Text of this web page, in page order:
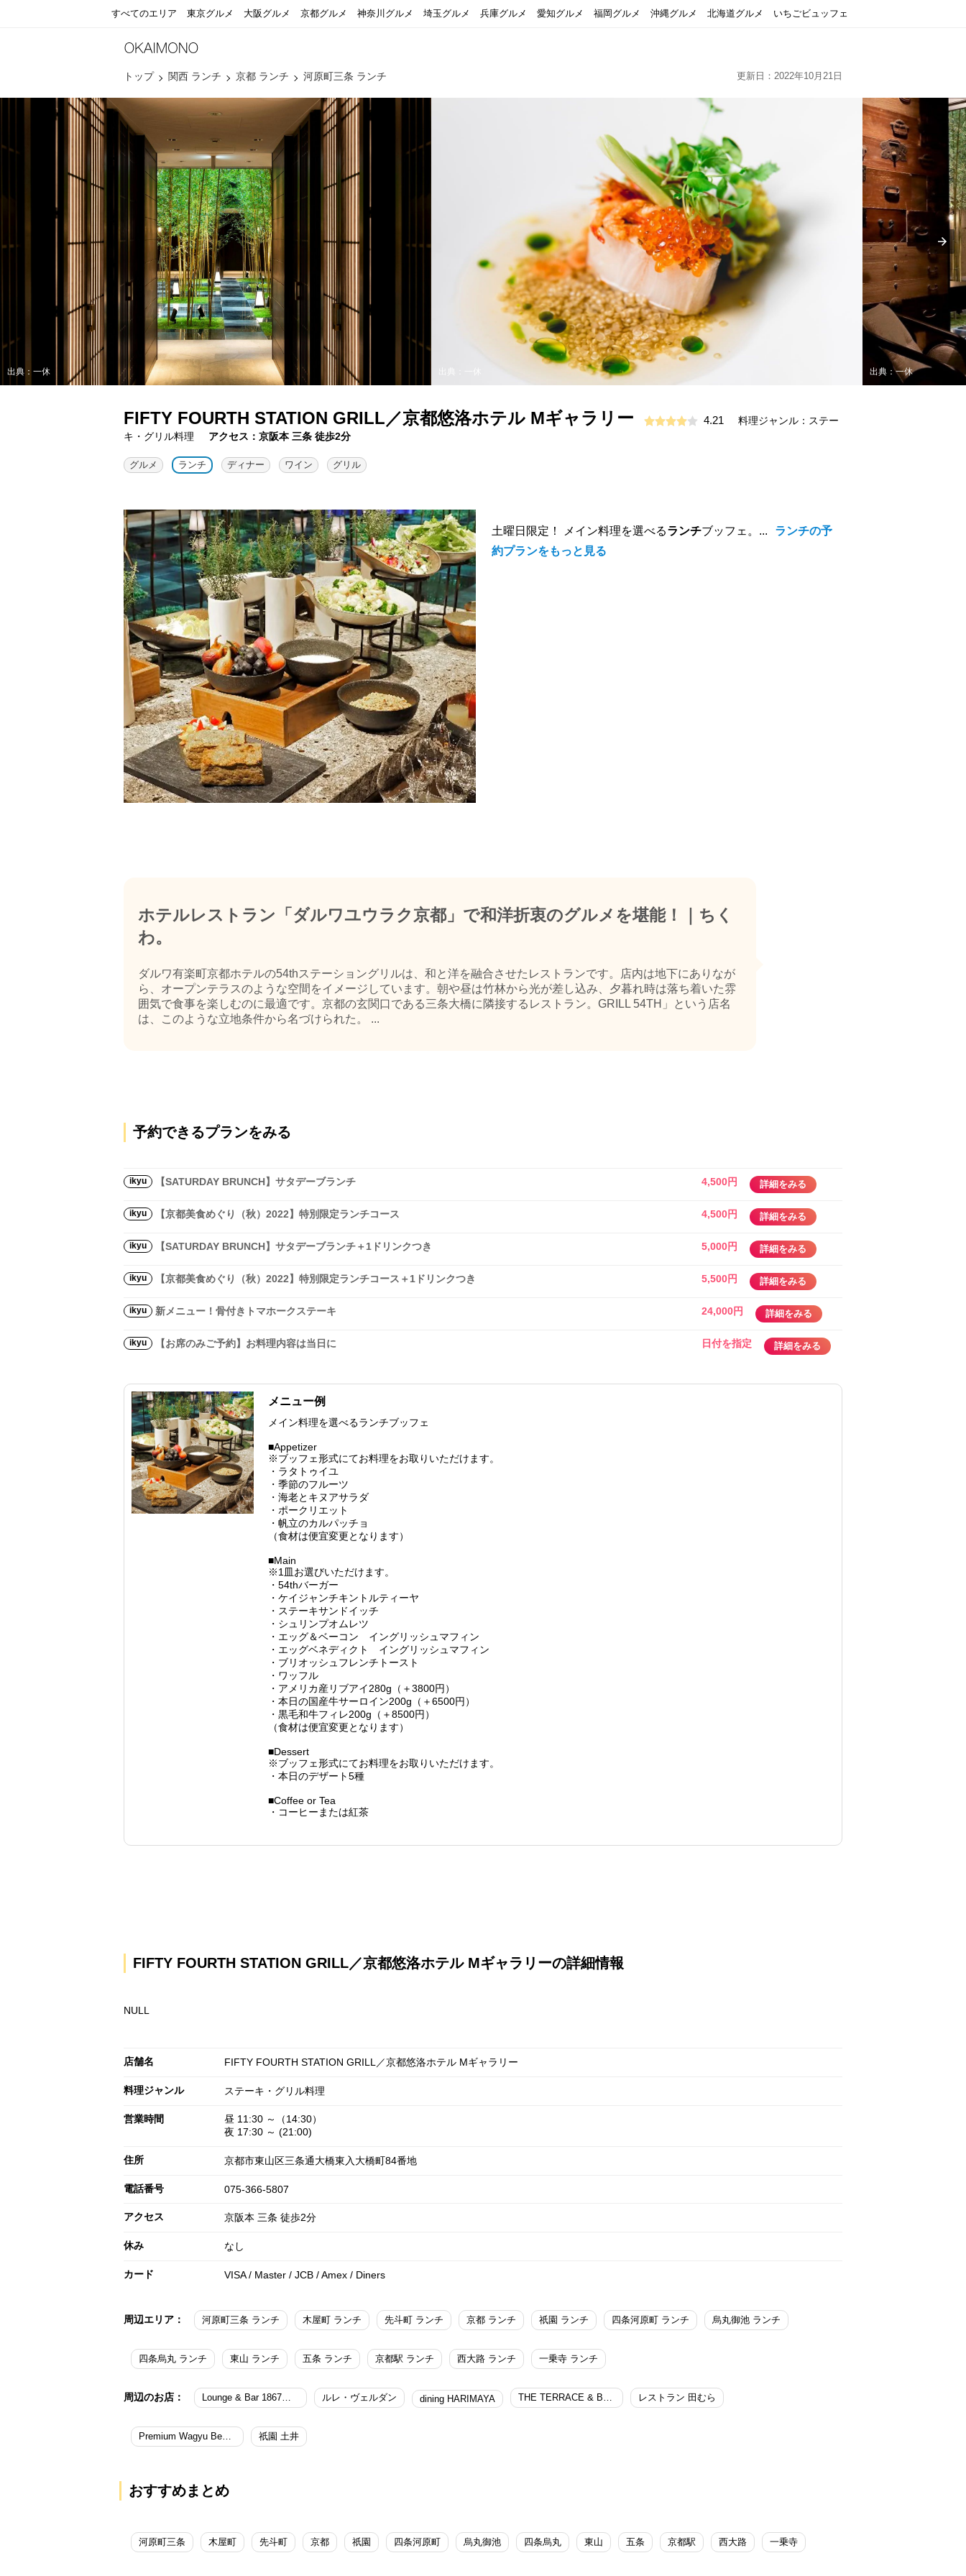
すべてのエリア 東京グルメ 大阪グルメ 京都グルメ 神奈川グルメ 埼玉グルメ 兵庫グルメ 愛知グルメ 福岡グルメ 沖縄グルメ 北海道グルメ いちごビュッフェ
トップ 関西 ランチ 京都 ランチ 河原町三条 ランチ 更新日：2022年10月21日
出典：一休 出典：一休
FIFTY FOURTH STATION GRILL／京都悠洛ホテル Mギャラリー 4.21
料理ジャンル：ステー
キ・グリル料理
アクセス：京阪本 三条 徒歩2分
グルメ ランチ ディナー ワイン グリル
土曜日限定！ メイン料理を選べるランチブッフェ。...
ランチの予
約プランをもっと見る
ホテルレストラン「ダルワユウラク京都」で和洋折衷のグルメを堪能！｜ちく
わ。
ダルワ有楽町京都ホテルの54thステーショングリルは、和と洋を融合させたレストランです。店内は地下にありなが
ら、オープンテラスのような空間をイメージしています。朝や昼は竹林から光が差し込み、夕暮れ時は落ち着いた雰
囲気で食事を楽しむのに最適です。京都の玄関口である三条大橋に隣接するレストラン。GRILL 54TH」という店名
は、このような立地条件から名づけられた。 ...
予約できるプランをみる
ikyu 【SATURDAY BRUNCH】サタデーブランチ 4,500円 詳細をみる
ikyu 【京都美食めぐり（秋）2022】特別限定ランチコース 4,500円 詳細をみる
ikyu 【SATURDAY BRUNCH】サタデーブランチ＋1ドリンクつき 5,000円 詳細をみる
ikyu 【京都美食めぐり（秋）2022】特別限定ランチコース＋1ドリンクつき 5,500円 詳細をみる
ikyu 新メニュー！骨付きトマホークステーキ 24,000円 詳細をみる
ikyu 【お席のみご予約】お料理内容は当日に 日付を指定 詳細をみる
メニュー例
メイン料理を選べるランチブッフェ
■Appetizer
※ブッフェ形式にてお料理をお取りいただけます。
・ラタトゥイユ
・季節のフルーツ
・海老とキヌアサラダ
・ポークリエット
・帆立のカルパッチョ
（食材は便宜変更となります）
■Main
※1皿お選びいただけます。
・54thバーガー
・ケイジャンチキントルティーヤ
・ステーキサンドイッチ
・シュリンプオムレツ
・エッグ＆ベーコン イングリッシュマフィン
・エッグベネディクト イングリッシュマフィン
・ブリオッシュフレンチトースト
・ワッフル
・アメリカ産リブアイ280g（＋3800円）
・本日の国産牛サーロイン200g（＋6500円）
・黒毛和牛フィレ200g（＋8500円）
（食材は便宜変更となります）
■Dessert
※ブッフェ形式にてお料理をお取りいただけます。
・本日のデザート5種
■Coffee or Tea
・コーヒーまたは紅茶
FIFTY FOURTH STATION GRILL／京都悠洛ホテル Mギャラリーの詳細情報
NULL
店舗名 FIFTY FOURTH STATION GRILL／京都悠洛ホテル Mギャラリー
料理ジャンル ステーキ・グリル料理
営業時間
昼 11:30 ～（14:30）
夜 17:30 ～ (21:00)
住所 京都市東山区三条通大橋東入大橋町84番地
電話番号 075-366-5807
アクセス 京阪本 三条 徒歩2分
休み なし
カード VISA / Master / JCB / Amex / Diners
周辺エリア： 河原町三条 ランチ 木屋町 ランチ 先斗町 ランチ 京都 ランチ 祇園 ランチ 四条河原町 ランチ 烏丸御池 ランチ
四条烏丸 ランチ 東山 ランチ 五条 ランチ 京都駅 ランチ 西大路 ランチ 一乗寺 ランチ
周辺のお店： Lounge & Bar 1867／ダーワ・悠洛 京都 ルレ・ヴェルダン dining HARIMAYA THE TERRACE & BAR／ART MON ZEN KYOTO レストラン 田むら
Premium Wagyu Beef SHIBATA 特選黒毛和牛しば田 祇園 土井
おすすめまとめ
河原町三条 木屋町 先斗町 京都 祇園 四条河原町 烏丸御池 四条烏丸 東山 五条 京都駅 西大路 一乗寺